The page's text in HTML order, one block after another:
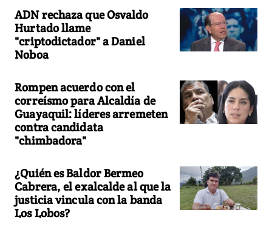
ADN rechaza que Osvaldo
Hurtado llame
"criptodictador" a Daniel
Noboa
Rompen acuerdo con el
correísmo para Alcaldía de
Guayaquil: líderes arremeten
contra candidata
"chimbadora"
¿Quién es Baldor Bermeo
Cabrera, el exalcalde al que la
justicia vincula con la banda
Los Lobos?